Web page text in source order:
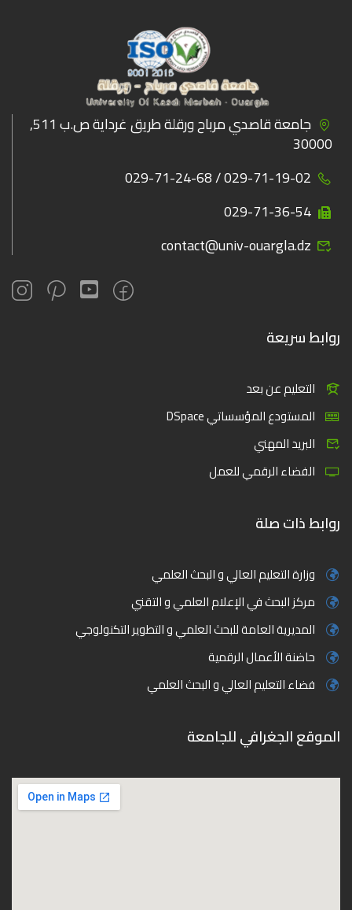
جامعة قاصدي مرباح ورقلة طريق غرداية ص.ب 511,
30000
029-71-19-02 / 029-71-24-68
029-71-36-54
contact@univ-ouargla.dz
روابط سريعة
التعليم عن بعد
المستودع المؤسساتي DSpace
البريد المهني
الفضاء الرقمي للعمل
روابط ذات صلة
وزارة التعليم العالي و البحث العلمي
مركز البحث في الإعلام العلمي و التقني
المديرية العامة للبحث العلمي و التطوير التكنولوجي
حاضنة الأعمال الرقمية
فضاء التعليم العالي و البحث العلمي
الموقع الجغرافي للجامعة